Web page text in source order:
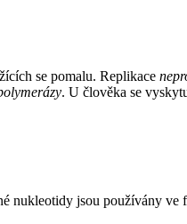
se pomalu. Replikace
. U člověka se
nukleotidy jsou používány ve